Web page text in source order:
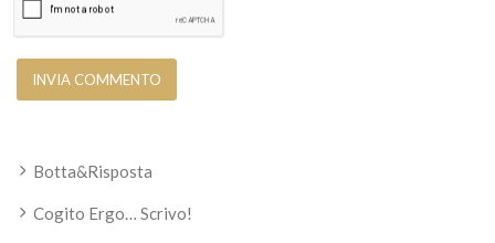
Botta&Risposta
Cogito Ergo… Scrivo!